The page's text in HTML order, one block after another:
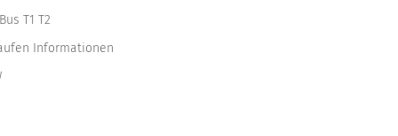
T1 T2
Informationen